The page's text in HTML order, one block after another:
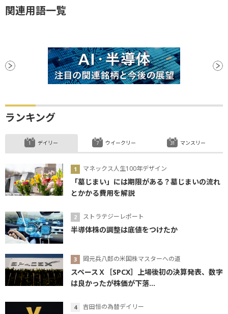
関連用語一覧
ランキング
デイリー
マネックス人生100年デザイン
「墓じまい」には期限がある？墓じまいの流れ
とかかる費用を解説
ストラテジーレポート
半導体株の調整は底値をつけたか
岡元兵八郎の米国株マスターへの道
スペースＸ［SPCX］上場後初の決算発表、数字
は良かったが株価が下落...
吉田恒の為替デイリー
ウイークリー マンスリー